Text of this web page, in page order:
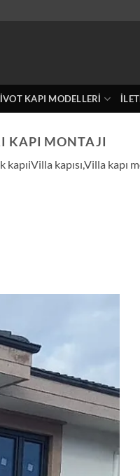
KAPI MODELLERI
KAPI MONTAJI
kapısı,Villa kapı